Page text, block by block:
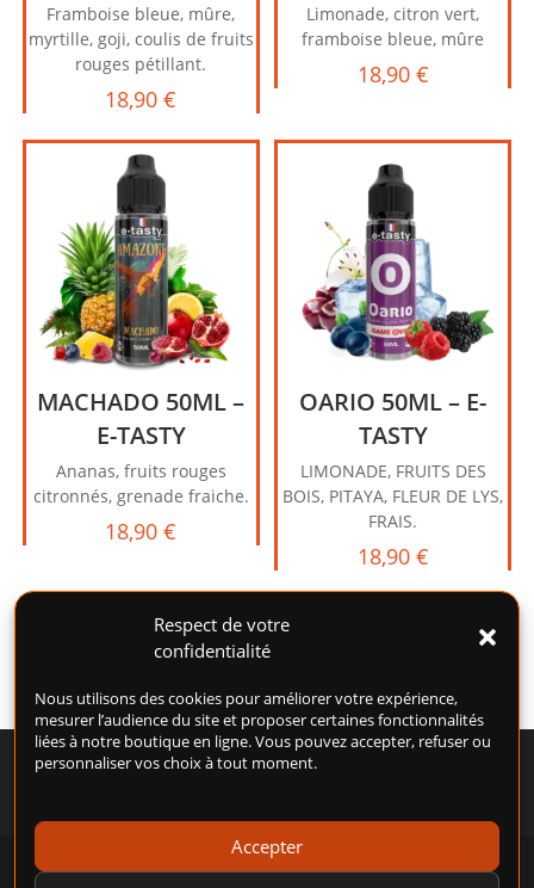
Respect de votre
confidentialité
Nous utilisons des cookies pour améliorer votre expérience,
mesurer l’audience du site et proposer certaines fonctionnalités
liées à notre boutique en ligne. Vous pouvez accepter, refuser ou
personnaliser vos choix à tout moment.
Accepter
Framboise bleue, mûre,
myrtille, goji, coulis de fruits
rouges pétillant.
18,90€
Limonade, citron vert,
framboise bleue, mûre
18,90 €
MACHADO 50ML –
E-TASTY
Ananas, fruits rouges
citronnés, grenade fraiche.
18,90€
OARIO 50ML – E-
TASTY
LIMONADE, FRUITS DES
BOIS, PITAYA, FLEUR DE LYS,
FRAIS.
18,90 €
POLITIQUE DE COOKIES (UE)